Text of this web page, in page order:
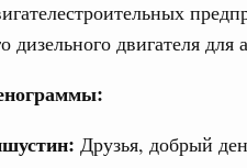
дизельного двигателя
Друзья, добрый
Городская среда
заказчик»
более